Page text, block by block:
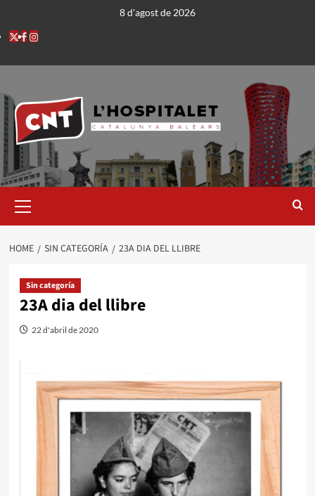
8 d'agost de 2026
HOME SIN CATEGORÍA 23A DIA DEL LLIBRE
Sin categoría
23A dia del llibre
22 d'abril de 2020